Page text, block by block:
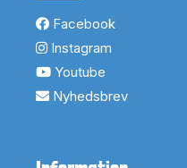
Facebook
Instagram
Youtube
Nyhedsbrev